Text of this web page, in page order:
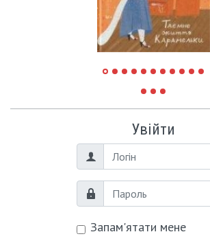
Увійти
Логін
Пароль
Запам'ятати мене